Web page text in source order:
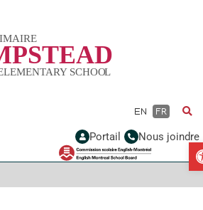
EN FR
Portail Nous joindre